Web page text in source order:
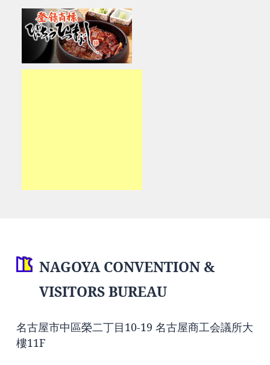
NAGOYA CONVENTION &
VISITORS BUREAU
名古屋市中區榮二丁目10-19 名古屋商工会議所大
樓11F